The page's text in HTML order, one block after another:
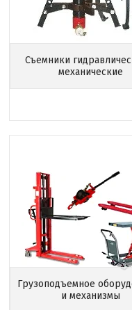
Съемники
механические
Грузоподъемное
и механизмы